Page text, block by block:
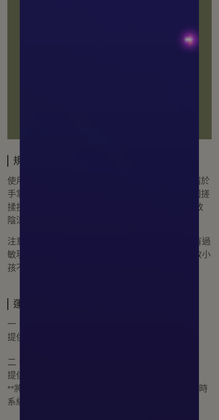
規格說明
使用方法：先將頭髮用溫水潤濕後，取適量洗髮精於
手掌上用水勻開混合，塗抹於頭髮上，以指腹來回搓
揉按摩，最後再用清水沖淨即可。 保存方法：存放
陰涼處。
注意事項： 1.本品僅供頭部清潔，不可食用；如有過
敏現象，應立即停止使用，並請教醫生。 2.請存放小
孩不易拿取之處。
運送方式
一、臺灣本島：
提供宅配、超商取貨服務，快速安全放心。
二、國際配送：
提供多個國家配送，購物權益不受距離影響。
**將會依照不同地區與商品總重量另寄運費，結帳時
系統會自動換算運費金額。